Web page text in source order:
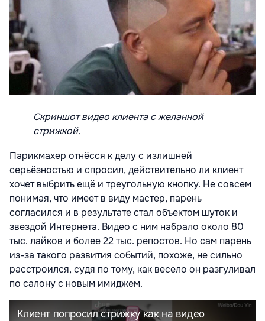
Скриншот видео клиента с желанной
стрижкой.
Парикмахер отнёсся к делу с излишней
серьёзностью и спросил, действительно ли клиент
хочет выбрить ещё и треугольную кнопку. Не совсем
понимая, что имеет в виду мастер, парень
согласился и в результате стал объектом шуток и
звездой Интернета. Видео с ним набрало около 80
тыс. лайков и более 22 тыс. репостов. Но сам парень
из-за такого развития событий, похоже, не сильно
расстроился, судя по тому, как весело он разгуливал
по салону с новым имиджем.